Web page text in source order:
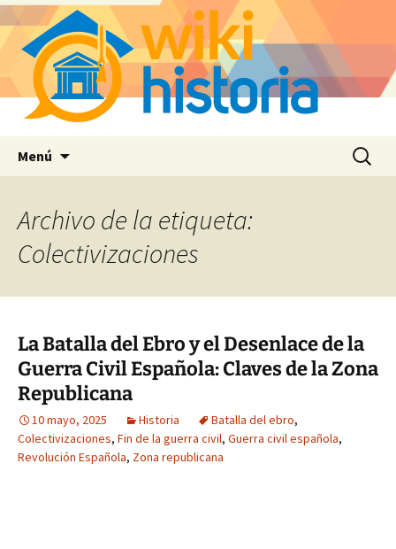
Menú Buscar:
Archivo de la etiqueta:
Colectivizaciones
La Batalla del Ebro y el Desenlace de la
Guerra Civil Española: Claves de la Zona
Republicana
10 mayo, 2025 Historia Batalla del ebro,
Colectivizaciones, Fin de la guerra civil, Guerra civil española,
Revolución Española, Zona republicana